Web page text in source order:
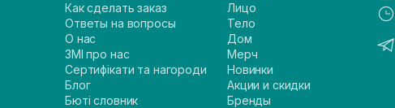
Как сделать заказ
Ответы на вопросы
О нас
ЗМІ про нас
Сертифікати та нагороди
Блог
Бюті словник
Лицо
Тело
Дом
Мерч
Новинки
Акции и скидки
Бренды